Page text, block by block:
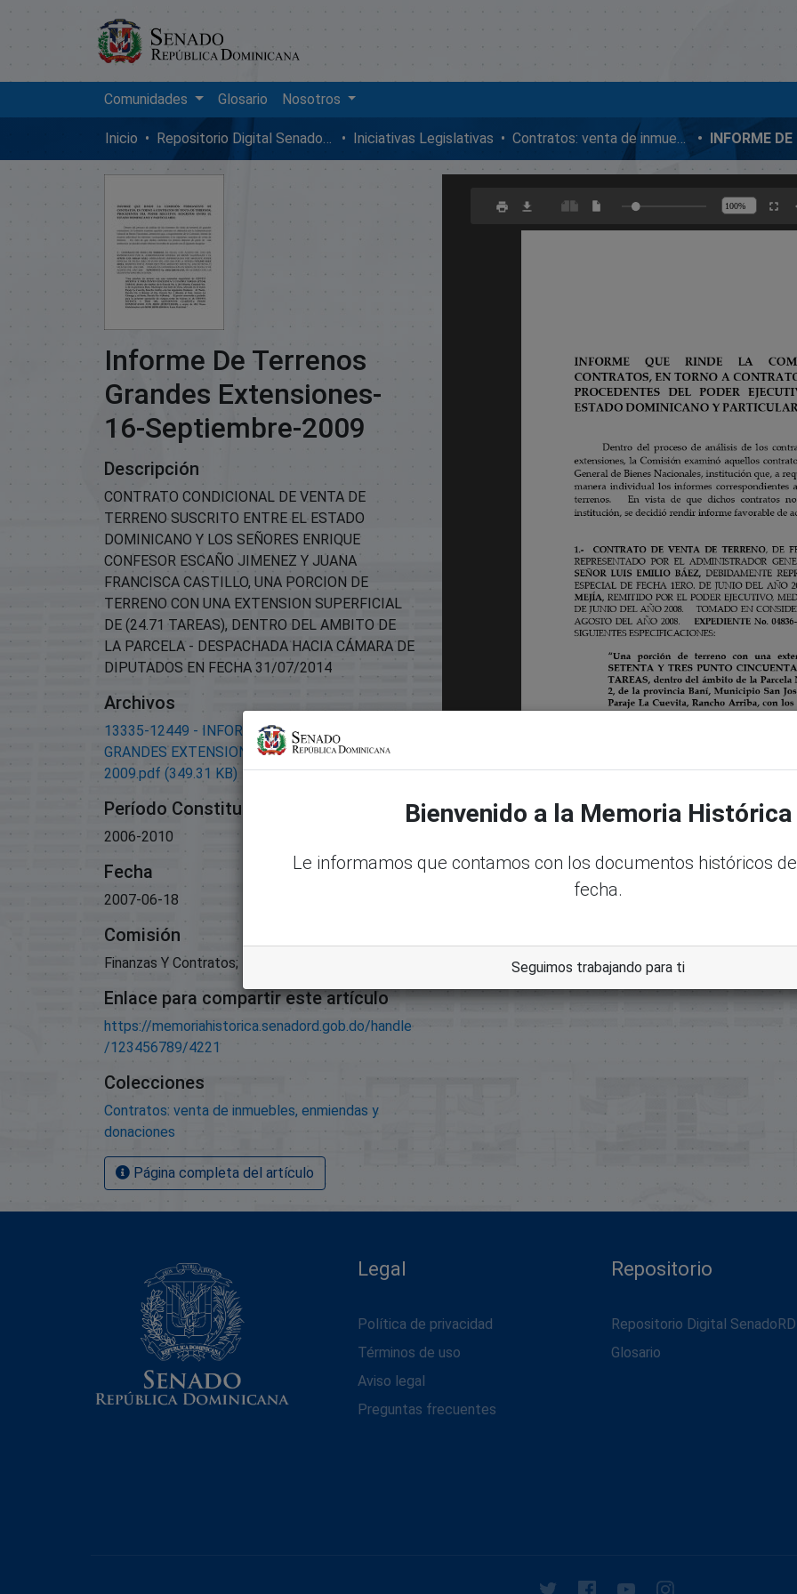
Comunidades Glosario Nosotros
Inicio Repositorio Digital SenadoRD Iniciativas Legislativas Contratos: venta de inmuebles, enmiendas y donaciones
Informe De Terrenos
Grandes Extensiones-
16-Septiembre-2009
Descripción
CONTRATO CONDICIONAL DE VENTA DE
TERRENO SUSCRITO ENTRE EL ESTADO
DOMINICANO Y LOS SEÑORES ENRIQUE
CONFESOR ESCAÑO JIMENEZ Y JUANA
FRANCISCA CASTILLO, UNA PORCION DE
TERRENO CON UNA EXTENSION SUPERFICIAL
DE (24.71 TAREAS), DENTRO DEL AMBITO DE
LA PARCELA - DESPACHADA HACIA CÁMARA DE
DIPUTADOS EN FECHA 31/07/2014
Archivos
13335-12449 - INFORME DE TERRENOS
GRANDES EXTENSIONES-16-SEPTIEMBRE-
2009.pdf (349.31 KB)
Período Constitucional
2006-2010
Fecha
2007-06-18
Comisión
Finanzas Y Contratos;
Enlace para compartir este artículo
https://memoriahistorica.senadord.gob.do/handle
/123456789/4221
Colecciones
Contratos: venta de inmuebles, enmiendas y
donaciones
Página completa del artículo
Legal
Política de privacidad
Términos de uso
Aviso legal
Preguntas frecuentes
Repositorio
Repositorio Digital SenadoRD
Glosario
Bienvenido a la Memoria Histórica
Le informamos que contamos con los documentos históricos
fecha.
Seguimos trabajando para ti